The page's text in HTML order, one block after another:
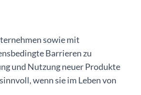
sowie mit
Barrieren zu
und Nutzung neuer Produkte
wenn sie im Leben von